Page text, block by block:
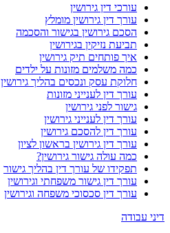
עורכי דין גירושין
עורך דין גירושין מומלץ
הסכם גירושין בגישור והסכמה
תביעת נזיקין בגירושין
איך פותחים תיק גירושין
כמה משלמים מזונות על ילדים
חלוקת עסק ונכסים בהליך גירושין
עורך דין לענייני מזונות
גישור לפני גירושין
עורך דין לענייני גירושין
עורך דין להסכם גירושין
עורך דין גירושין בראשון לציון
כמה עולה גישור גירושין?
תפקידו של עורך דין בהליך גישור
עורך דין גישור משפחתי וגירושין
עורך דין סכסוכי משפחה וגירושין
דיני עבודה